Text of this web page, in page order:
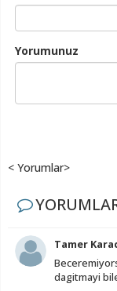
Yorumunuz
< Yorumlar>
Tamer
dagitmayi